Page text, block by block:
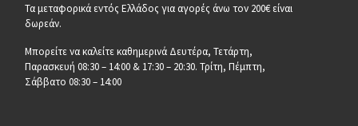
Τα μεταφορικά εντός Ελλάδος για αγορές άνω τον 200€ είναι
δωρεάν.
Μπορείτε να καλείτε καθημερινά Δευτέρα, Τετάρτη,
Παρασκευή 08:30 – 14:00 & 17:30 – 20:30. Τρίτη, Πέμπτη,
Σάββατο 08:30 – 14:00